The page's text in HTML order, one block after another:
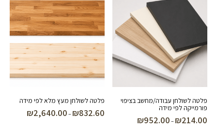
⁦₪1,042.00⁩
פלטה לשולחן עבודה/מחשב בציפוי
פורמייקה לפי מידה
₪214.00
–
₪952.00
פלטה לשולחן מעץ מלא לפי מידה
₪832.60
–
₪2,640.00